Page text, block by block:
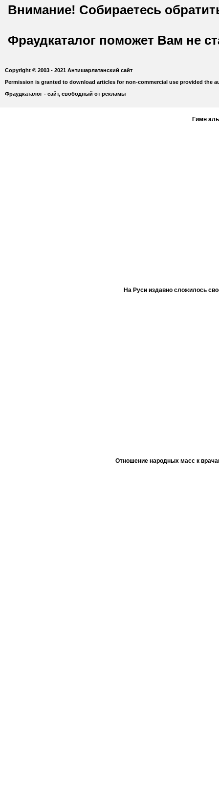
Внимание! Собираетесь
Фраудкаталог поможет Вам не
Copyright © 2003 - 2021 Антишарлатанский сайт
Permission is granted to download articles for non-commercial use provided the
Фраудкаталог - сайт, свободный от рекламы
Гимн
На Руси издавно сложилось
Отношение народных масс к